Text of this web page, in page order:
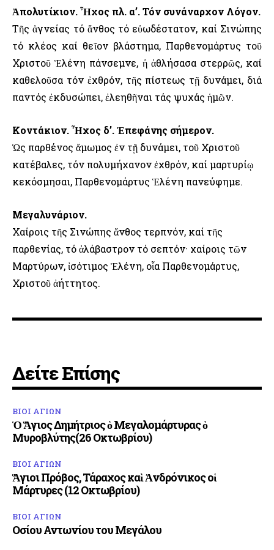
Ἀπολυτίκιον. Ἦχος πλ. α’. Τόν συνάναρχον Λόγον.
Τῆς ἁγνείας τό ἄνθος τό εὐωδέστατον, καί Σινώπης
τό κλέος καί θεῖον βλάστημα, Παρθενομάρτυς τοῦ
Χριστοῦ Ἑλένη πάνσεμνε, ἡ ἀθλήσασα στερρῶς, καί
καθελοῦσα τόν ἐχθρόν, τῆς πίστεως τῇ δυνάμει, διά
παντός ἐκδυσώπει, ἐλεηθῆναι τάς ψυχάς ἡμῶν.
Κοντάκιον. Ἦχος δ’. Ἐπεφάνης σήμερον.
Ὡς παρθένος ἄμωμος ἐν τῇ δυνάμει, τοῦ Χριστοῦ
κατέβαλες, τόν πολυμήχανον ἐχθρόν, καί μαρτυρίῳ
κεκόσμησαι, Παρθενομάρτυς Ἑλένη πανεύφημε.
Μεγαλυνάριον.
Χαίροις τῆς Σινώπης ἄνθος τερπνόν, καί τῆς
παρθενίας, τό ἀλάβαστρον τό σεπτόν· χαίροις τῶν
Μαρτύρων, ἰσότιμος Ἑλένη, οἷα Παρθενομάρτυς,
Χριστοῦ ἀήττητος.
Δείτε Επίσης
ΒΙΟΙ ΑΓΙΩΝ
Ὁ Ἅγιος Δημήτριος ὁ Μεγαλομάρτυρας ὁ
Μυροβλύτης(26 Οκτωβρίου)
ΒΙΟΙ ΑΓΙΩΝ
Ἅγιοι Πρόβος, Τάραχος καὶ Ἀνδρόνικος οἱ
Μάρτυρες (12 Οκτωβρίου)
ΒΙΟΙ ΑΓΙΩΝ
Οσίου Αντωνίου του Μεγάλου